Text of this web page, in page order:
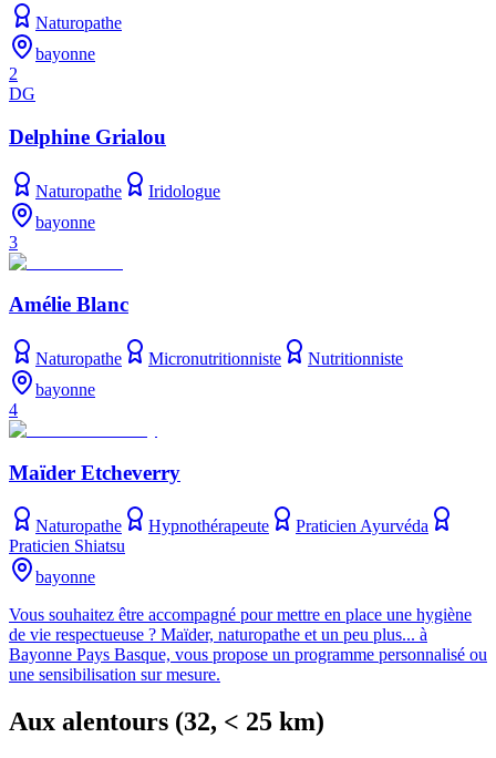
Naturopathe
bayonne
2
DG
Delphine Grialou
Naturopathe
Iridologue
bayonne
3
Amélie Blanc
Naturopathe Micronutritionniste
Nutritionniste
bayonne
4
Maïder Etcheverry
Naturopathe Hypnothérapeute
Praticien Ayurvéda
Praticien Shiatsu
bayonne
Vous souhaitez être accompagné pour mettre en place une hygiène
de vie respectueuse ? Maïder, naturopathe et un peu plus... à
Bayonne Pays Basque, vous propose un programme personnalisé ou
une sensibilisation sur mesure.
Aux alentours (32, < 25 km)